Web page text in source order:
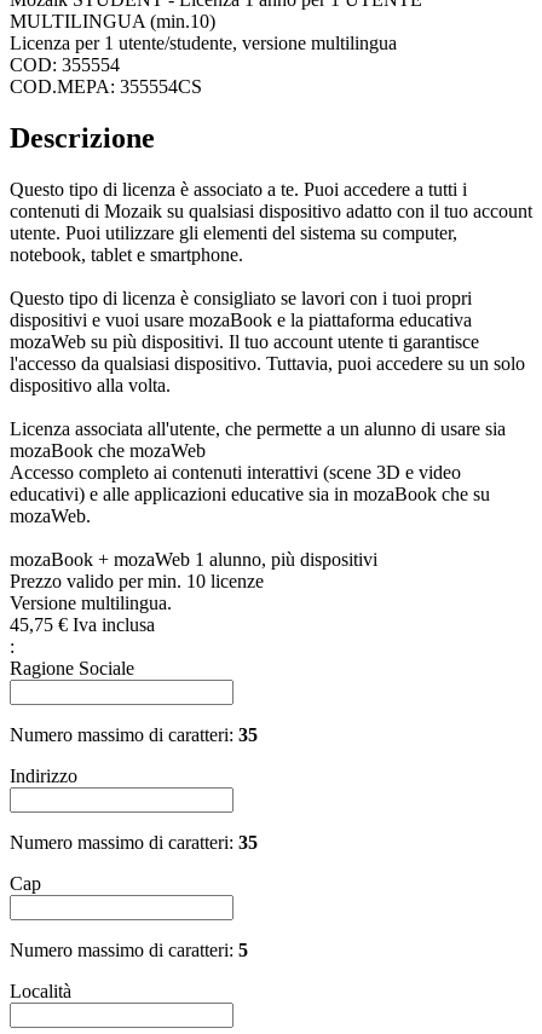
MULTILINGUA (min.10)
Licenza per 1 utente/studente, versione multilingua
COD: 355554
COD.MEPA: 355554CS
Descrizione
Questo tipo di licenza è associato a te. Puoi accedere a tutti i
contenuti di Mozaik su qualsiasi dispositivo adatto con il tuo account
utente. Puoi utilizzare gli elementi del sistema su computer,
notebook, tablet e smartphone.
Questo tipo di licenza è consigliato se lavori con i tuoi propri
dispositivi e vuoi usare mozaBook e la piattaforma educativa
mozaWeb su più dispositivi. Il tuo account utente ti garantisce
l'accesso da qualsiasi dispositivo. Tuttavia, puoi accedere su un solo
dispositivo alla volta.
Licenza associata all'utente, che permette a un alunno di usare sia
mozaBook che mozaWeb
Accesso completo ai contenuti interattivi (scene 3D e video
educativi) e alle applicazioni educative sia in mozaBook che su
mozaWeb.
mozaBook + mozaWeb 1 alunno, più dispositivi
Prezzo valido per min. 10 licenze
Versione multilingua.
45,75 € Iva inclusa
:
Ragione Sociale
Numero massimo di caratteri: 35
Indirizzo
Numero massimo di caratteri: 35
Cap
Numero massimo di caratteri: 5
Località